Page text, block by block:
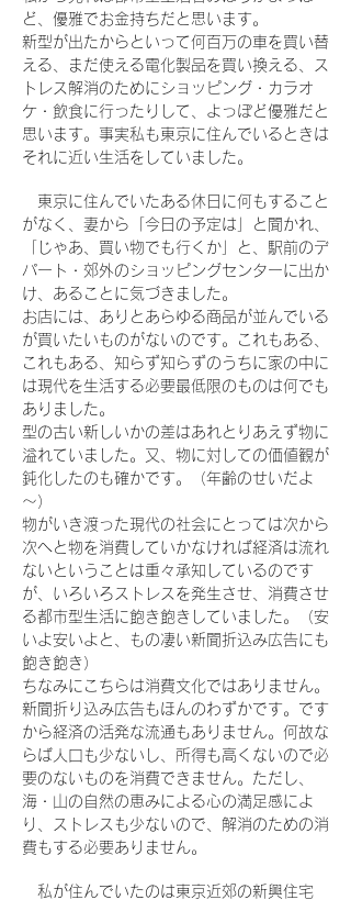
ど、優雅でお金持ちだと思います。
新型が出たからといって何百万の車を買い替
える、まだ使える電化製品を買い換える、ス
トレス解消のためにショッピング・カラオ
ケ・飲食に行ったりして、よっぽど優雅だと
思います。事実私も東京に住んでいるときは
それに近い生活をしていました。
東京に住んでいたある休日に何もすること
がなく、妻から「今日の予定は」と聞かれ、
「じゃあ、買い物でも行くか」と、駅前のデ
パート・郊外のショッピングセンターに出か
け、あることに気づきました。
お店には、ありとあらゆる商品が並んでいる
が買いたいものがないのです。これもある、
これもある、知らず知らずのうちに家の中に
は現代を生活する必要最低限のものは何でも
ありました。
型の古い新しいかの差はあれとりあえず物に
溢れていました。又、物に対しての価値観が
鈍化したのも確かです。（年齢のせいだよ
～）
物がいき渡った現代の社会にとっては次から
次へと物を消費していかなければ経済は流れ
ないということは重々承知しているのです
が、いろいろストレスを発生させ、消費させ
る都市型生活に飽き飽きしていました。（安
いよ安いよと、もの凄い新聞折込み広告にも
飽き飽き）
ちなみにこちらは消費文化ではありません。
新聞折り込み広告もほんのわずかです。です
から経済の活発な流通もありません。何故な
らば人口も少ないし、所得も高くないので必
要のないものを消費できません。ただし、
海・山の自然の恵みによる心の満足感によ
り、ストレスも少ないので、解消のための消
費もする必要ありません。
私が住んでいたのは東京近郊の新興住宅